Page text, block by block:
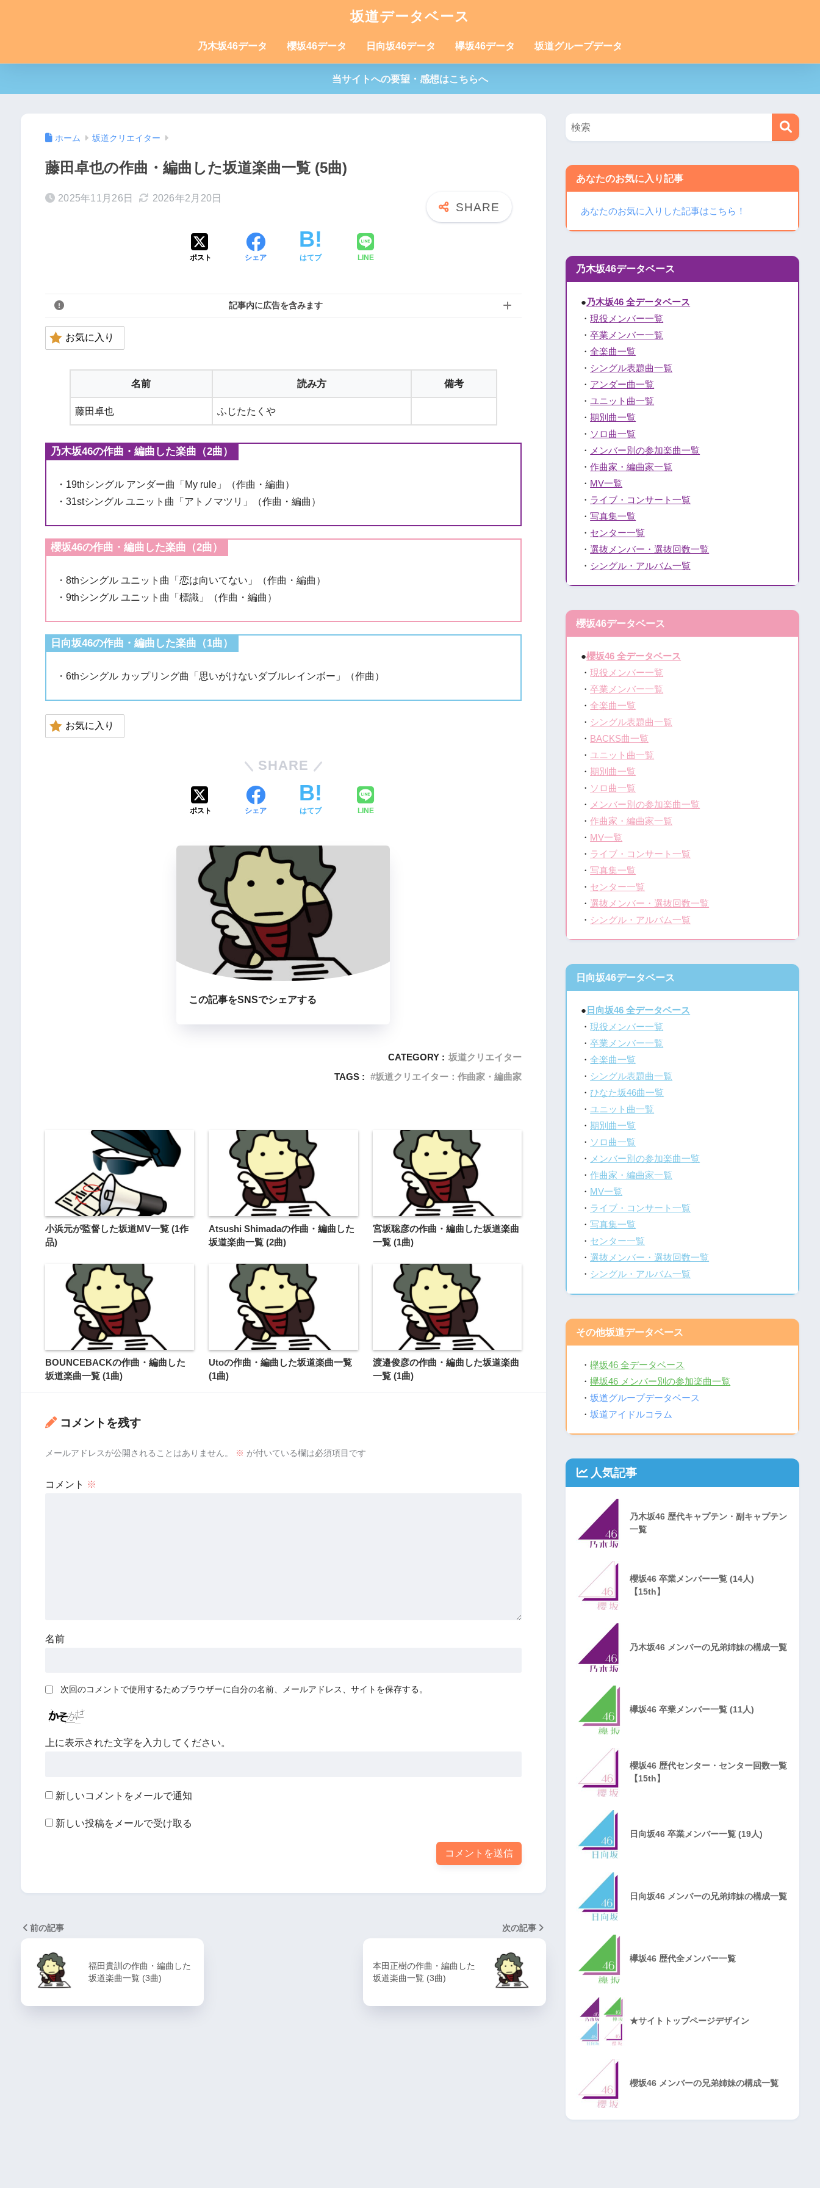
坂道データベース
乃木坂46データ 櫻坂46データ 日向坂46データ 欅坂46データ 坂道グループデータ
当サイトへの要望・感想はこちらへ
ホーム 坂道クリエイター
藤田卓也の作曲・編曲した坂道楽曲一覧 (5曲)
2025年11月26日 2026年2月20日
ポスト シェア はてブ LINE
記事内に広告を含みます
お気に入り
名前 読み方 備考
藤田卓也 ふじたたくや
乃木坂46の作曲・編曲した楽曲（2曲）
・19thシングル アンダー曲「My rule」（作曲・編曲）
・31stシングル ユニット曲「アトノマツリ」（作曲・編曲）
櫻坂46の作曲・編曲した楽曲（2曲）
・8thシングル ユニット曲「恋は向いてない」（作曲・編曲）
・9thシングル ユニット曲「標識」（作曲・編曲）
日向坂46の作曲・編曲した楽曲（1曲）
・6thシングル カップリング曲「思いがけないダブルレインボー」（作曲）
お気に入り
SHARE
ポスト シェア はてブ LINE
この記事をSNSでシェアする
CATEGORY : 坂道クリエイター
TAGS :
坂道クリエイター：作曲家・編曲家
小浜元が監督した坂道MV一覧 (1作
品)
Atsushi Shimadaの作曲・編曲した
坂道楽曲一覧 (2曲)
宮坂聡彦の作曲・編曲した坂道楽曲
一覧 (1曲)
BOUNCEBACKの作曲・編曲した
坂道楽曲一覧 (1曲)
Utoの作曲・編曲した坂道楽曲一覧
(1曲)
渡邉俊彦の作曲・編曲した坂道楽曲
一覧 (1曲)
コメントを残す
メールアドレスが公開されることはありません。 ※ が付いている欄は必須項目です
コメント ※
名前
次回のコメントで使用するためブラウザーに自分の名前、メールアドレス、サイトを保存する。
上に表示された文字を入力してください。
新しいコメントをメールで通知
新しい投稿をメールで受け取る
前の記事
福田貴訓の作曲・編曲した
坂道楽曲一覧 (3曲)
次の記事
本田正樹の作曲・編曲した
坂道楽曲一覧 (3曲)
あなたのお気に入り記事
あなたのお気に入りした記事はこちら！
乃木坂46データベース
●乃木坂46 全データベース
・現役メンバー一覧
・卒業メンバー一覧
・全楽曲一覧
・ シングル表題曲一覧
・ アンダー曲一覧
・ユニット曲一覧
・期別曲一覧
・ ソロ曲一覧
・ メンバー別の参加楽曲一覧
・作曲家・編曲家一覧
・ MV一覧
・ ライブ・コンサート一覧
・写真集一覧
・ センター一覧
・選抜メンバー・選抜回数一覧
・ シングル・アルバム一覧
櫻坂46データベース
●櫻坂46 全データベース
・現役メンバー一覧
・卒業メンバー一覧
・全楽曲一覧
・ シングル表題曲一覧
・ BACKS曲一覧
・ ユニット曲一覧
・期別曲一覧
・ ソロ曲一覧
・ メンバー別の参加楽曲一覧
・作曲家・編曲家一覧
・ MV一覧
・ ライブ・コンサート一覧
・写真集一覧
・ センター一覧
・選抜メンバー・選抜回数一覧
・ シングル・アルバム一覧
日向坂46データベース
● 日向坂46 全データベース
・現役メンバー一覧
・卒業メンバー一覧
・全楽曲一覧
・ シングル表題曲一覧
・ひなた坂46曲一覧
・ ユニット曲一覧
・期別曲一覧
・ ソロ曲一覧
・ メンバー別の参加楽曲一覧
・作曲家・編曲家一覧
・ MV一覧
・ ライブ・コンサート一覧
・写真集一覧
・ センター一覧
・選抜メンバー・選抜回数一覧
・ シングル・アルバム一覧
その他坂道データベース
・欅坂46 全データベース
・欅坂46 メンバー別の参加楽曲一覧
・坂道グループデータベース
・坂道アイドルコラム
人気記事
乃木坂46 歴代キャプテン・副キャプテン
一覧
櫻坂46 卒業メンバー一覧 (14人)
【15th】
乃木坂46 メンバーの兄弟姉妹の構成一覧
欅坂46 卒業メンバー一覧 (11人)
櫻坂46 歴代センター・センター回数一覧
【15th】
日向坂46 卒業メンバー一覧 (19人)
日向坂46 メンバーの兄弟姉妹の構成一覧
欅坂46 歴代全メンバー一覧
★サイトトップページデザイン
櫻坂46 メンバーの兄弟姉妹の構成一覧